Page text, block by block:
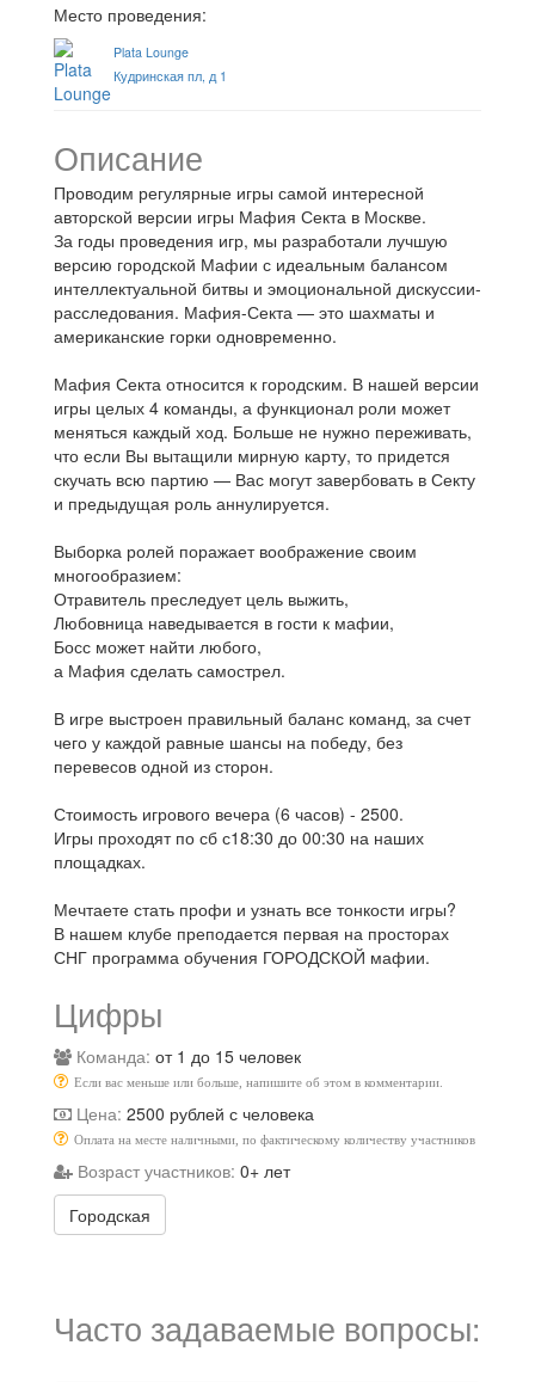
Место проведения:
Plata Lounge
Кудринская пл, д 1
Описание
Проводим регулярные игры самой интересной
авторской версии игры Мафия Секта в Москве.
За годы проведения игр, мы разработали лучшую
версию городской Мафии с идеальным балансом
интеллектуальной битвы и эмоциональной дискуссии-
расследования. Мафия-Секта — это шахматы и
американские горки одновременно.
Мафия Секта относится к городским. В нашей версии
игры целых 4 команды, а функционал роли может
меняться каждый ход. Больше не нужно переживать,
что если Вы вытащили мирную карту, то придется
скучать всю партию — Вас могут завербовать в Секту
и предыдущая роль аннулируется.
Выборка ролей поражает воображение своим
многообразием:
Отравитель преследует цель выжить,
Любовница наведывается в гости к мафии,
Босс может найти любого,
а Мафия сделать самострел.
В игре выстроен правильный баланс команд, за счет
чего у каждой равные шансы на победу, без
перевесов одной из сторон.
Стоимость игрового вечера (6 часов) - 2500.
Игры проходят по сб с18:30 до 00:30 на наших
площадках.
Мечтаете стать профи и узнать все тонкости игры?
В нашем клубе преподается первая на просторах
СНГ программа обучения ГОРОДСКОЙ мафии.
Цифры
Команда: от 1 до 15 человек
Если вас меньше или больше, напишите об этом в комментарии.
Цена: 2500 рублей с человека
Оплата на месте наличными, по фактическому количеству участников
Возраст участников: 0+ лет
Городская
Часто задаваемые вопросы: